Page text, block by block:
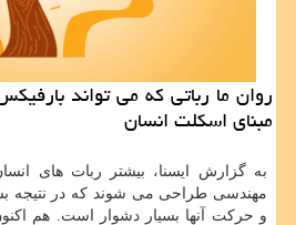
روان ما رباتی كه می تواند
مبنای اسكلت انسان
به گزارش ایسنا، بیشتر ربات های
مهندسی طراحی می شوند كه در نتیجه
و حركت آنها بسیار دشوار است. هم